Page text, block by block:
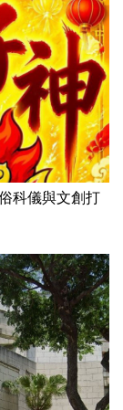
科儀與文創打